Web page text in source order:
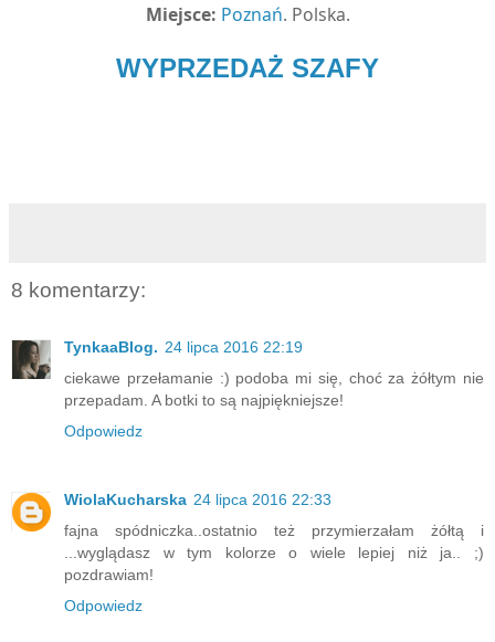
Miejsce: Poznań. Polska.
WYPRZEDAŻ SZAFY
8 komentarzy:
TynkaaBlog. 24 lipca 2016 22:19
ciekawe przełamanie :) podoba mi się, choć za żółtym nie
przepadam. A botki to są najpiękniejsze!
Odpowiedz
WiolaKucharska 24 lipca 2016 22:33
fajna spódniczka..ostatnio też przymierzałam żółtą i
...wyglądasz w tym kolorze o wiele lepiej niż ja.. ;)
pozdrawiam!
Odpowiedz